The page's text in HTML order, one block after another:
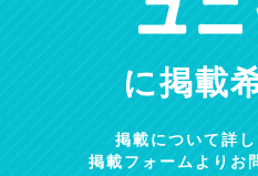
に掲載
掲載について詳
掲載フォームよりお